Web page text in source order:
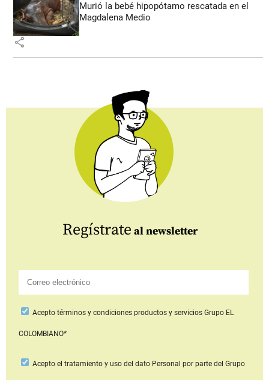
Murió la bebé hipopótamo rescatada en el
Magdalena Medio
share
Regístrate al newsletter
Aceptotérminos y condiciones productos y serviciosGrupo EL
COLOMBIANO*
Acepto el tratamiento y uso del dato Personal por parte del Grupo